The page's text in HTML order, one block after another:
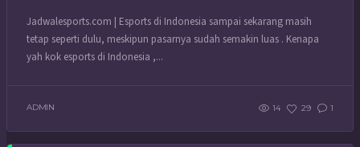
Jadwalesports.com | Esports di Indonesia sampai sekarang masih
tetap seperti dulu, meskipun pasarnya sudah semakin luas . Kenapa
yah kok esports di Indonesia ,...
ADMIN 14 29 1